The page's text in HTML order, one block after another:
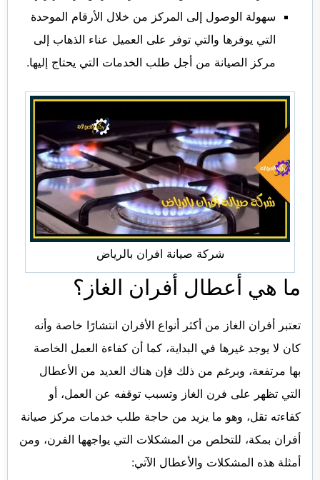
سهولة الوصول إلى المركز من خلال الأرقام الموحدة
التي يوفرها والتي توفر على العميل عناء الذهاب إلى
مركز الصيانة من أجل طلب الخدمات التي يحتاج إليها.
شركة صيانة افران بالرياض
ما هي أعطال أفران الغاز؟
تعتبر أفران الغاز من أكثر أنواع الأفران انتشارًا خاصة وأنه
كان لا يوجد غيرها في البداية، كما أن كفاءة العمل الخاصة
بها مرتفعة، وبرغم من ذلك فإن هناك العديد من الأعطال
التي تظهر على فرن الغاز وتسبب توقفه عن العمل، أو
كفاءته تقل، وهو ما يزيد من حاجة طلب خدمات مركز صيانة
أفران بمكة، للتخلص من المشكلات التي يواجهها الفرن، ومن
أمثلة هذه المشكلات والأعطال الآتي: